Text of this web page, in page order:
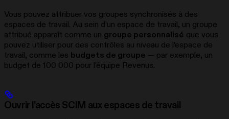
Vous pouvez attribuer vos groupes synchronisés à des
espaces de travail. Au sein d’un espace de travail, un groupe
attribué apparaît comme un groupe personnalisé que vous
pouvez utiliser pour des contrôles au niveau de l’espace de
travail, comme les budgets de groupe — par exemple, un
budget de 100 000 pour l’équipe Revenus.
Ouvrir l’accès SCIM aux espaces de travail